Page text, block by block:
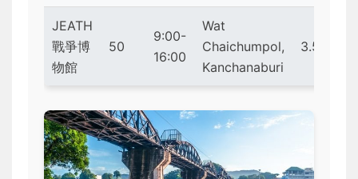
JEATH
戰爭博
物館
50
9:00-
16:00
Wat
Chaichumpol,
Kanchanaburi
3.5